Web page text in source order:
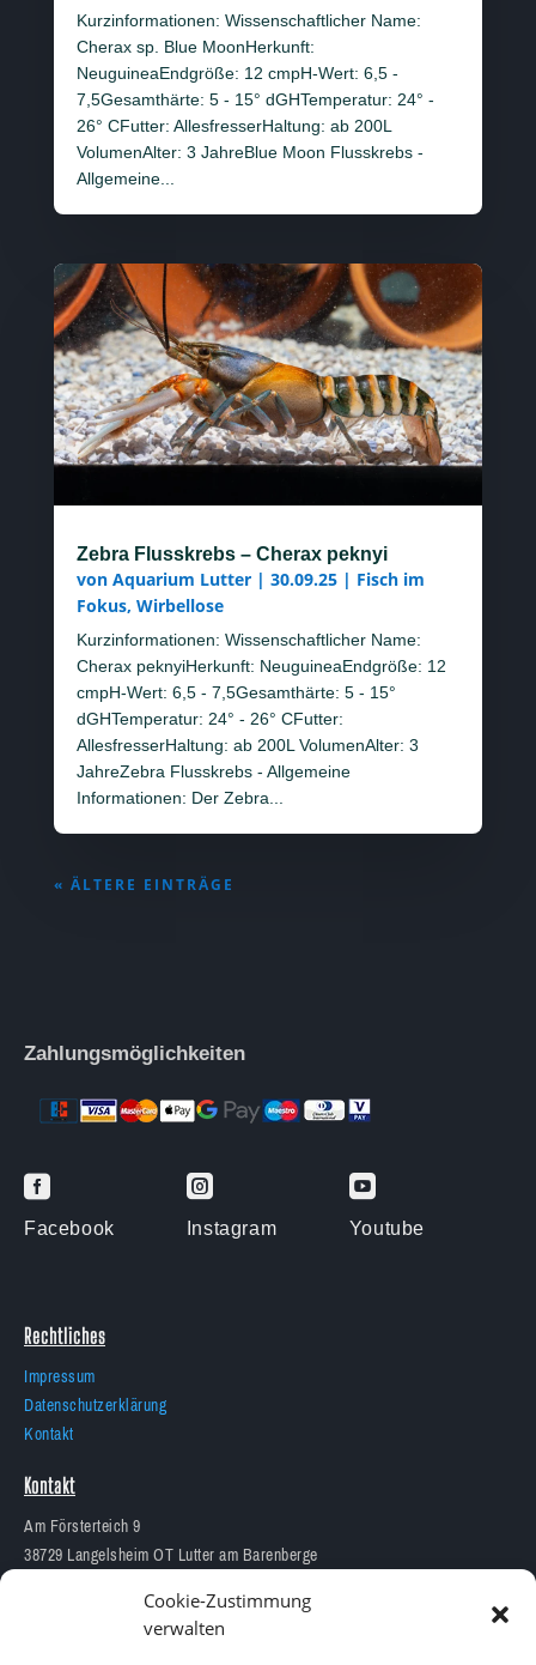
Cookie-Zustimmung
verwalten
Kurzinformationen: Wissenschaftlicher Name:
Cherax sp. Blue MoonHerkunft:
NeuguineaEndgröße: 12 cmpH-Wert: 6,5 -
7,5Gesamthärte: 5 - 15° dGHTemperatur: 24° -
26° CFutter: AllesfresserHaltung: ab 200L
VolumenAlter: 3 JahreBlue Moon Flusskrebs -
Allgemeine...
Zebra Flusskrebs – Cherax peknyi
von Aquarium Lutter| 30.09.25| Fisch im
Fokus, Wirbellose
Kurzinformationen: Wissenschaftlicher Name:
Cherax peknyiHerkunft: NeuguineaEndgröße: 12
cmpH-Wert: 6,5 - 7,5Gesamthärte: 5 - 15°
dGHTemperatur: 24° - 26° CFutter:
AllesfresserHaltung: ab 200L VolumenAlter: 3
JahreZebra Flusskrebs - Allgemeine
Informationen: Der Zebra...
« ÄLTERE EINTRÄGE
Zahlungsmöglichkeiten

Facebook

Instagram

Youtube
Rechtliches
Impressum
Datenschutzerklärung
Kontakt
Kontakt
Am Försterteich 9
38729 Langelsheim OT Lutter am Barenberge
info@aquarium-lutter.de